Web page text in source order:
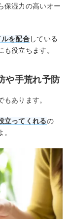
保湿力の高いオー
を配合している
役立ちます。
や手荒れ予防
もあります。
立ってくれるの